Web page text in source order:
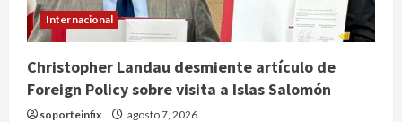
Internacional
Christopher Landau desmiente artículo de
Foreign Policy sobre visita a Islas Salomón
soporteinfix agosto 7, 2026
5
Muere a los 26 años Sydney Towle,
influencer que documentó su lucha
contra el cáncer
agosto 8, 2026